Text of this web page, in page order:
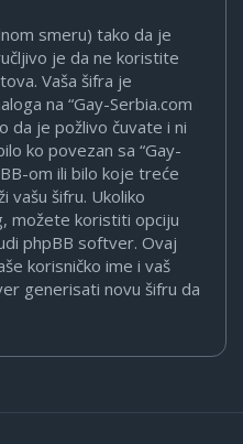
smeru) tako da je
je da ne koristite
Vaša šifra je
na “Gay-Serbia.com
da je požlivo čuvate i ni
ko povezan sa “Gay-
om ili bilo koje treće
vašu šifru. Ukoliko
možete koristiti opciju
phpBB softver. Ovaj
korisničko ime i vaš
generisati novu šifru da